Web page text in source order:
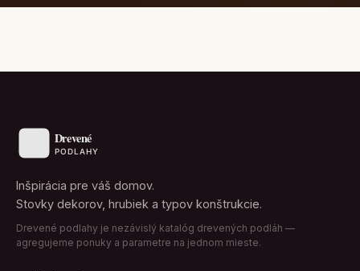
Inšpirácia pre váš domov.
Stovky dekorov, hrubiek a typov konštrukcie.
Drevené podlahy je nezávislý katalóg drevených podláh —
agregujeme ponuky a parametre na jednom mieste.